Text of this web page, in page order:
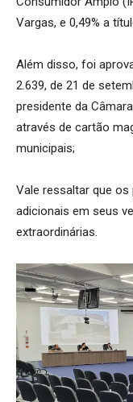
Vargas, e 0,49% a
Além disso, foi
2.639, de 21 de
presidente da
através de cartão
municipais;
Vale ressaltar que
adicionais em seus
extraordinárias.